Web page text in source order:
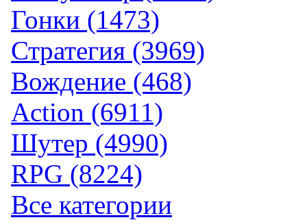
Гонки (1473)
Стратегия (3969)
Вождение (468)
Action (6911)
Шутер (4990)
RPG (8224)
Все категории